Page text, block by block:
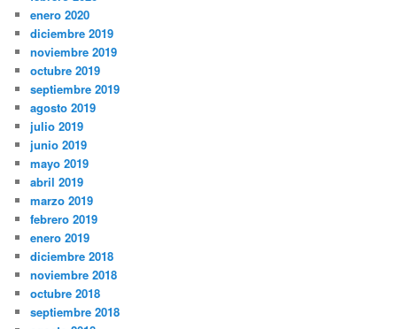
enero 2020
diciembre 2019
noviembre 2019
octubre 2019
septiembre 2019
agosto 2019
julio 2019
junio 2019
mayo 2019
abril 2019
marzo 2019
febrero 2019
enero 2019
diciembre 2018
noviembre 2018
octubre 2018
septiembre 2018